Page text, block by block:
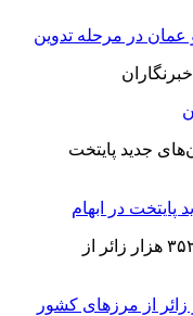
عمان در مرحله تدوین
در ابهام